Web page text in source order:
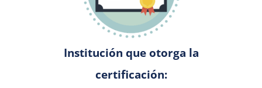
Institución que otorga la
certificación: